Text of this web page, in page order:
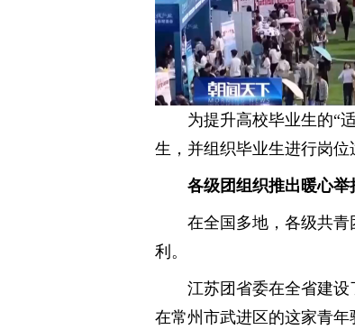
为提升高校毕业生的“
生，并组织毕业生进行岗位
各级团组织推出暖心
在全国多地，各级共
利。
江苏团省委在全省建设
在常州市武进区的这家青